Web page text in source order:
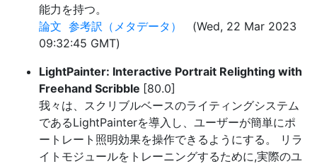
能力を持つ。
論文 参考訳（メタデータ）
(Wed, 22 Mar 2023
09:32:45 GMT)
LightPainter: Interactive Portrait Relighting with
Freehand Scribble [80.0]
我々は、スクリブルベースのライティングシステム
であるLightPainterを導入し、ユーザーが簡単にポ
ートレート照明効果を操作できるようにする。 リラ
イトモジュールをトレーニングするために,実際のユ